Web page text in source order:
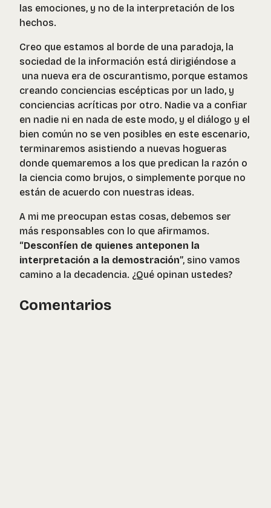
las emociones, y no de la interpretación de los
hechos.
Creo que estamos al borde de una paradoja, la
sociedad de la información está dirigiéndose a
una nueva era de oscurantismo, porque estamos
creando conciencias escépticas por un lado, y
conciencias acríticas por otro. Nadie va a confiar
en nadie ni en nada de este modo, y el diálogo y el
bien común no se ven posibles en este escenario,
terminaremos asistiendo a nuevas hogueras
donde quemaremos a los que predican la razón o
la ciencia como brujos, o simplemente porque no
están de acuerdo con nuestras ideas.
A mi me preocupan estas cosas, debemos ser
más responsables con lo que afirmamos.
“Desconfíen de quienes anteponen la
interpretación a la demostración”, sino vamos
camino a la decadencia. ¿Qué opinan ustedes?
Comentarios